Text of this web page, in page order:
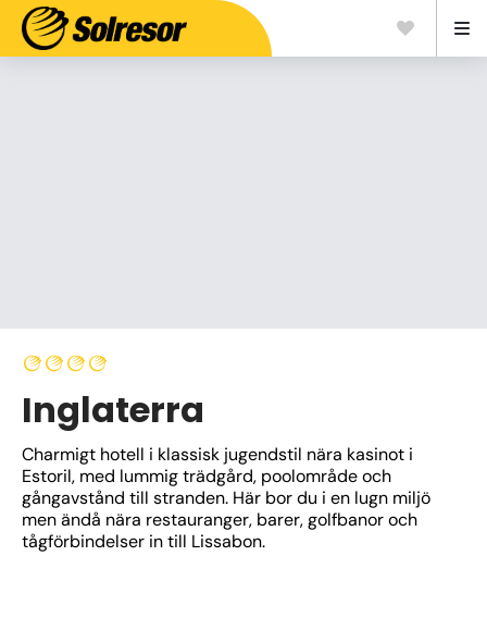
Inglaterra
Charmigt hotell i klassisk jugendstil nära kasinot i
Estoril, med lummig trädgård, poolområde och
gångavstånd till stranden. Här bor du i en lugn miljö
men ändå nära restauranger, barer, golfbanor och
tågförbindelser in till Lissabon.